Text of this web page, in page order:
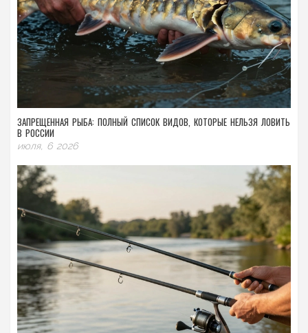
ЗАПРЕЩЕННАЯ РЫБА: ПОЛНЫЙ СПИСОК ВИДОВ, КОТОРЫЕ НЕЛЬЗЯ ЛОВИТЬ
В РОССИИ
июля, 6 2026